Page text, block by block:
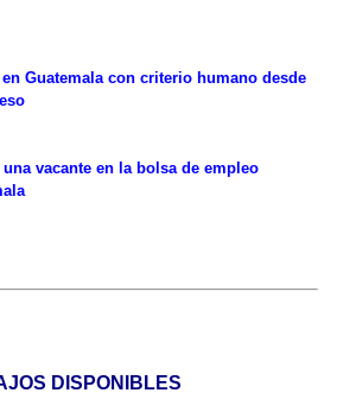
Guatemala con criterio humano desde
vacante en la bolsa de empleo
DISPONIBLES